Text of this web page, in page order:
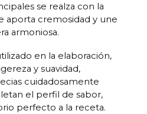
se realza con la
aporta cremosidad y une
armoniosa.
en la elaboración,
y suavidad,
cuidadosamente
el perfil de sabor,
perfecto a la receta.